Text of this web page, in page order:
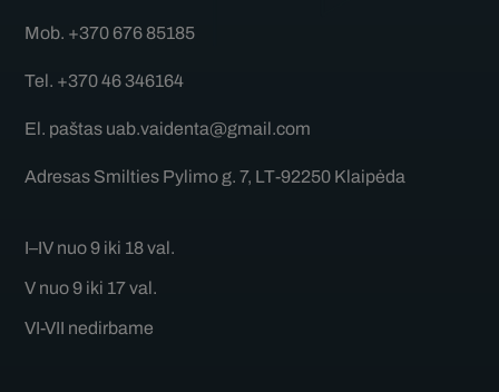
Mob. +370 676 85185
Tel. +370 46 346164
El. paštas uab.vaidenta@gmail.com
Adresas Smilties Pylimo g. 7, LT-92250 Klaipėda
I–IV nuo 9 iki 18 val.
V nuo 9 iki 17 val.
VI-VII nedirbame